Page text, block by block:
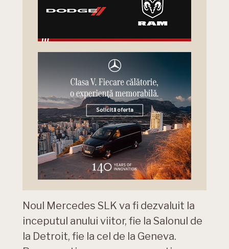
Noul Mercedes SLK va fi dezvaluit la
inceputul anului viitor, fie la Salonul de
la Detroit, fie la cel de la Geneva.